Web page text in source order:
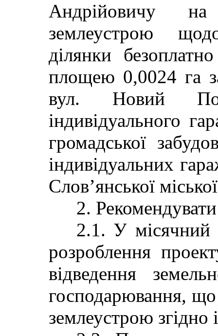
Андрійовичу
землеустрою
ділянки
площею 0,0024 га
вул. Новий
індивідуального
громадської
індивідуальних
Слов’янської
2.
2.1. У місячний
розроблення
відведення
господарювання,
землеустрою згідно